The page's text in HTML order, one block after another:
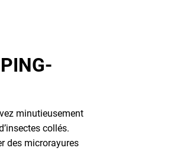
minutieusement
collés.
des microrayures